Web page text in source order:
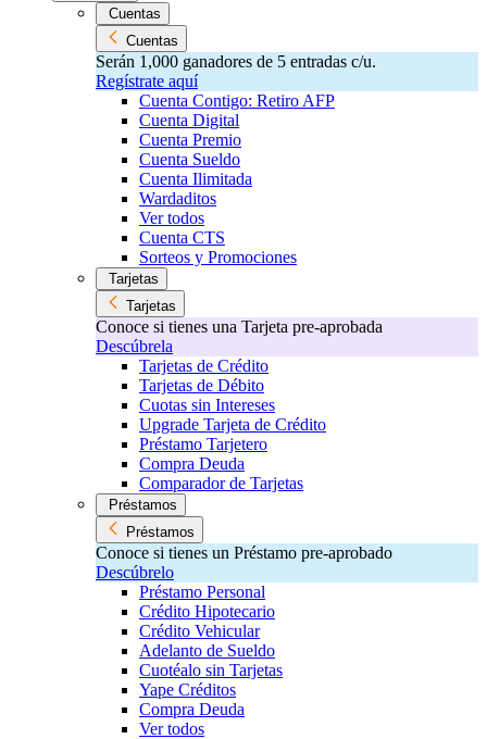
Cuentas
Cuentas
Serán 1,000 ganadores de 5 entradas c/u.
Regístrate aquí
Cuenta Contigo: Retiro AFP
Cuenta Digital
Cuenta Premio
Cuenta Sueldo
Cuenta Ilimitada
Wardaditos
Ver todos
Cuenta CTS
Sorteos y Promociones
Tarjetas
Tarjetas
Conoce si tienes una Tarjeta pre-aprobada
Descúbrela
Tarjetas de Crédito
Tarjetas de Débito
Cuotas sin Intereses
Upgrade Tarjeta de Crédito
Préstamo Tarjetero
Compra Deuda
Comparador de Tarjetas
Préstamos
Préstamos
Conoce si tienes un Préstamo pre-aprobado
Descúbrelo
Préstamo Personal
Crédito Hipotecario
Crédito Vehicular
Adelanto de Sueldo
Cuotéalo sin Tarjetas
Yape Créditos
Compra Deuda
Ver todos